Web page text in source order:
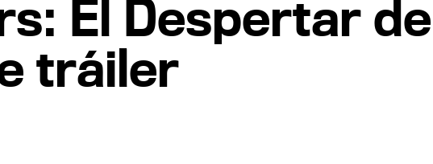
El Despertar
tráiler